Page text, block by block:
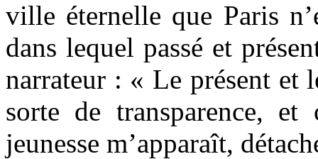
ville éternelle que Paris
dans lequel passé et
narrateur : « Le présent et
sorte de transparence,
jeunesse m’apparaît,